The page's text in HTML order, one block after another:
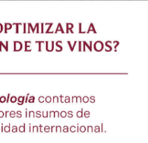
CRECIMIENTO DEL
28 diciembre,